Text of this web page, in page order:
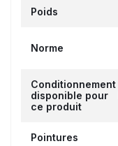
Poids
Norme
Conditionnement
disponible pour
ce produit
Pointures